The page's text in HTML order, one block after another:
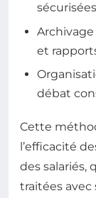
et
débat
Cette
l’efficacité
des salariés,
traitées avec